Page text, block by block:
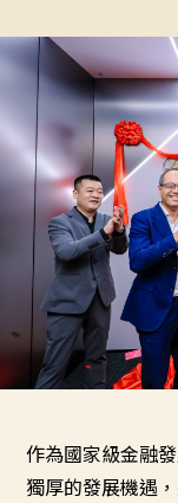
作為國家級金融
獨厚的發展機遇